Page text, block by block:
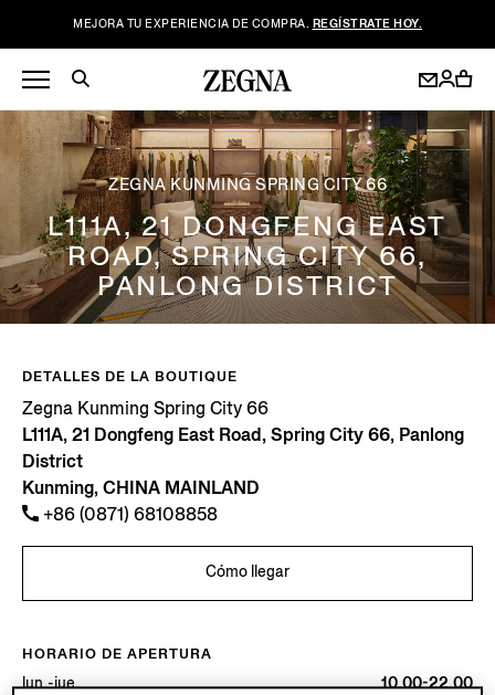
MEJORA TU EXPERIENCIA DE COMPRA. REGÍSTRATE HOY.
ZEGNA KUNMING SPRING CITY 66
L111A, 21 DONGFENG EAST
ROAD, SPRING CITY 66,
PANLONG DISTRICT
DETALLES DE LA BOUTIQUE
Zegna Kunming Spring City 66
L111A, 21 Dongfeng East Road, Spring City 66, Panlong
District
Kunming, CHINA MAINLAND
+86 (0871) 68108858
Cómo llegar
HORARIO DE APERTURA
lun.-jue.
10.00-22.00